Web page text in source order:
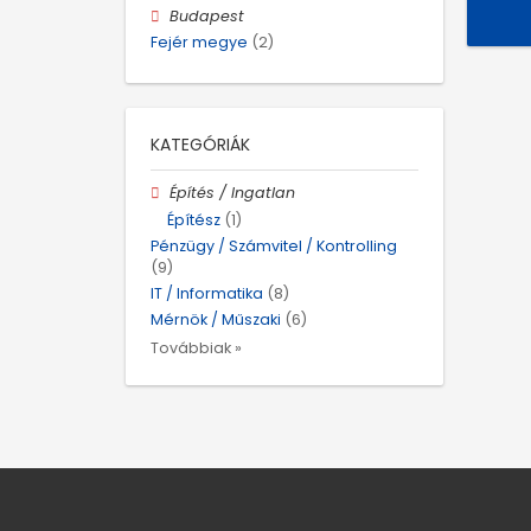
Budapest
Fejér megye (2)
KATEGÓRIÁK
Építés / Ingatlan
Építész (1)
Pénzügy / Számvitel / Kontrolling
(9)
IT / Informatika (8)
Mérnök / Műszaki (6)
Továbbiak »